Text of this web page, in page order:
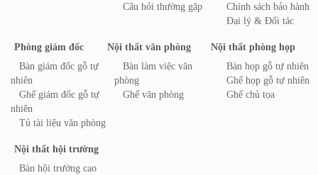
Câu hỏi thường gặp
Chính sách bảo hành
Đại lý & Đối tác
Phòng giám đốc
Bàn giám đốc gỗ tự
nhiên
Ghế giám đốc gỗ tự
nhiên
Tủ tài liệu văn phòng
Nội thất văn phòng
Bàn làm việc văn
phòng
Ghế văn phòng
Nội thất phòng họp
Bàn họp gỗ tự nhiên
Ghế họp gỗ tự nhiên
Ghế chủ tọa
Nội thất hội trường
Bàn hội trường cao